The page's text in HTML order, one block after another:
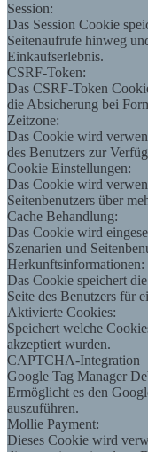
Session:
Das Session Cookie
Seitenaufrufe hinweg
Einkaufserlebnis.
CSRF-Token:
Das CSRF-Token
die Absicherung bei
Zeitzone:
Das Cookie wird
des Benutzers zur
Cookie Einstellungen:
Das Cookie wird
Seitenbenutzers über
Cache Behandlung:
Das Cookie wird
Szenarien und
Herkunftsinformationen:
Das Cookie speichert
Seite des Benutzers für
Aktivierte Cookies:
Speichert welche
akzeptiert wurden.
CAPTCHA-Integration
Google Tag Manager
Ermöglicht es den
auszuführen.
Mollie Payment:
Dieses Cookie wird